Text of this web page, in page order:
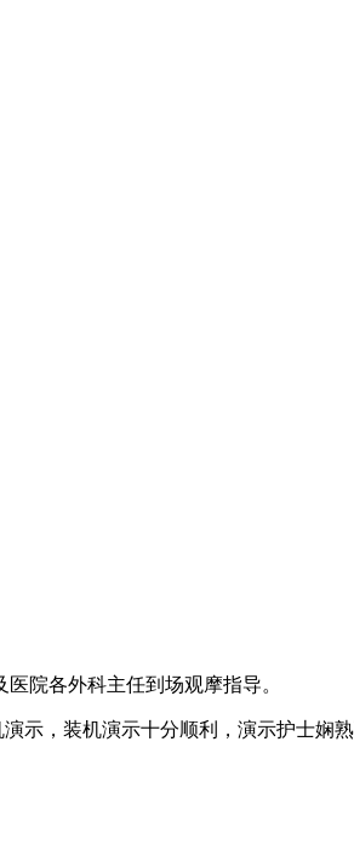
院各外科主任到场观摩指导。
示，装机演示十分顺利，演示护士娴